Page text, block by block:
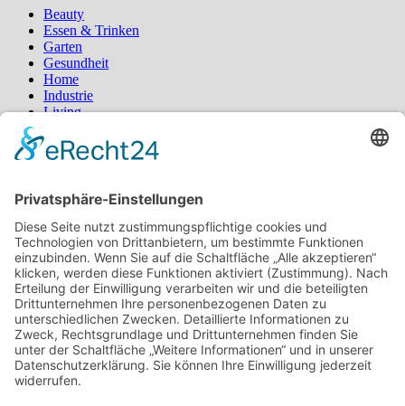
WandelBeauty
Essen & Trinken
Garten
Gesundheit
Home
Industrie
Living
Styling
Tipps
Schlagwörter
Blumen Blumenstrauß Bürgermagazin Deko Fashion Fernost Garten
Gesundheit Homeoffice Katzen Kosmetik Küche Kühlschrank Lebensmittel
Locken Mobilität Ostern Pilates Pool Produkte Protein Radfahren Rasen
Regenwasser Rollstuhl Schlafzimmer schöne Haare Typberatung Wassertank
Yoga
Suchen
nach:
Neueste Beiträge
Mit gezielten Übungen zur Sicherheit in allen Prüfungsteilen